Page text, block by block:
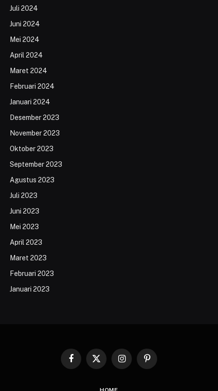
Juli 2024
Juni 2024
Mei 2024
April 2024
Maret 2024
Februari 2024
Januari 2024
Desember 2023
November 2023
Oktober 2023
September 2023
Agustus 2023
Juli 2023
Juni 2023
Mei 2023
April 2023
Maret 2023
Februari 2023
Januari 2023
Facebook
X
InstagramPinterest